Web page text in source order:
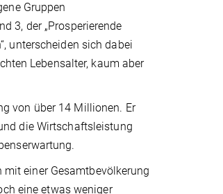
Gruppen
3, der „Prosperierende
unterscheiden sich dabei
Lebensalter, kaum aber
von über 14 Millionen. Er
die Wirtschaftsleistung
einer Gesamtbevölkerung
eine etwas weniger